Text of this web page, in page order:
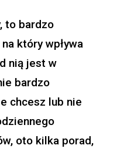
to bardzo
który wpływa
nią jest w
bardzo
chcesz lub nie
oto kilka porad,